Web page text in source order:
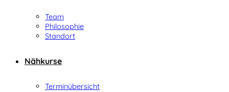
Team
Philosophie
Standort
Nähkurse
Terminübersicht